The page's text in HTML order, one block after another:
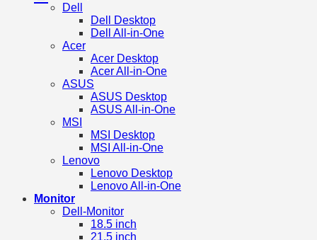
Dell
Dell Desktop
Dell All-in-One
Acer
Acer Desktop
Acer All-in-One
ASUS
ASUS Desktop
ASUS All-in-One
MSI
MSI Desktop
MSI All-in-One
Lenovo
Lenovo Desktop
Lenovo All-in-One
Monitor
Dell-Monitor
18.5 inch
21.5 inch